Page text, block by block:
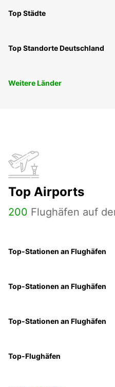
Top Städte
Top Standorte Deutschland
Weitere Länder
Top Airports
200 Flughäfen auf
Top-Stationen an Flughäfen
Top-Stationen an Flughäfen
Top-Stationen an Flughäfen
Top-Flughäfen